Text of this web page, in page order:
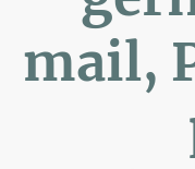
mail,